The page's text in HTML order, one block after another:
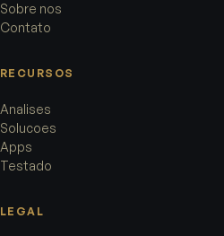
Sobre nos
Contato
RECURSOS
Analises
Solucoes
Apps
Testado
LEGAL